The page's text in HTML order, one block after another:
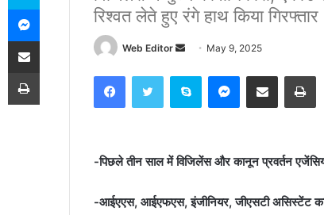
रिश्वत लेते हुए रंगे हाथ किया गिरफ्तार
Web Editor
n
d
e
a
May 9, 2025
-पिछले तीन साल में विजिलेंस और कानून प्रवर्तन
-आईएएस, आईएफएस, इंजीनियर, जीएसटी असिस्टेंट
Messenger